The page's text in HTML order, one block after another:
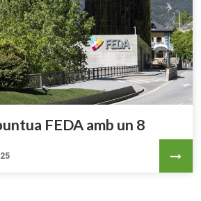
FEDA amb un 8